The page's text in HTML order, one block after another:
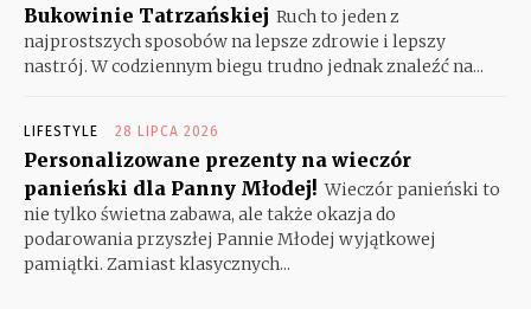
Bukowinie Tatrzańskiej Ruch to jeden z
najprostszych sposobów na lepsze zdrowie i lepszy
nastrój. W codziennym biegu trudno jednak znaleźć na...
LIFESTYLE 28 LIPCA 2026
Personalizowane prezenty na wieczór
panieński dla Panny Młodej! Wieczór panieński to
nie tylko świetna zabawa, ale także okazja do
podarowania przyszłej Pannie Młodej wyjątkowej
pamiątki. Zamiast klasycznych...